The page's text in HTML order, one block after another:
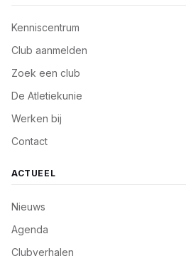
Kenniscentrum
Club aanmelden
Zoek een club
De Atletiekunie
Werken bij
Contact
ACTUEEL
Nieuws
Agenda
Clubverhalen